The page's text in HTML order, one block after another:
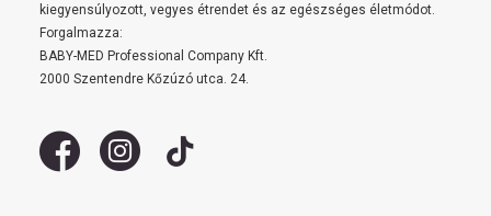
kiegyensúlyozott, vegyes étrendet és az egészséges életmódot.
Forgalmazza:
BABY-MED Professional Company Kft.
2000 Szentendre Kőzúzó utca. 24.